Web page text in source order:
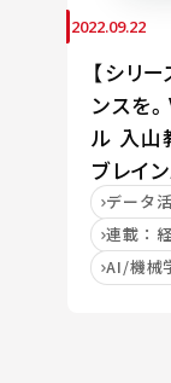
2022.09.22
【シリ
ンスを
ル 入山
ブレイ
データ
連載：
AI/機械